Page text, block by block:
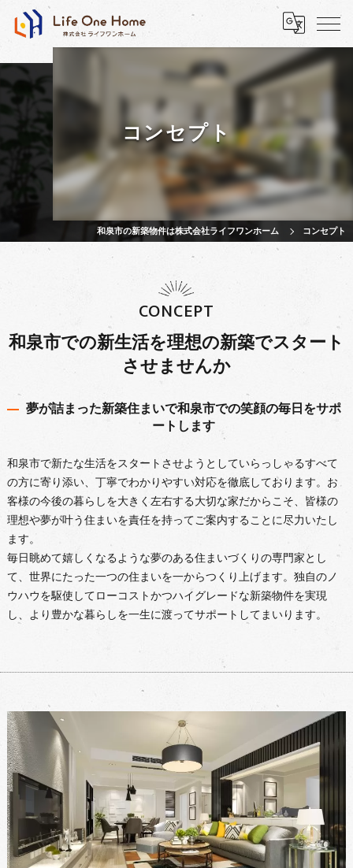
コンセプト
和泉市の新築物件は株式会社ライフワンホーム コンセプト
和泉市での新生活を理想の新築でスタート
させませんか
CONCEPT
夢が詰まった新築住まいで和泉市での笑顔の毎日をサポ
ートします
和泉市で新たな生活をスタートさせようとしていらっしゃるすべて
の方に寄り添い、丁寧でわかりやすい対応を徹底しております。お
客様の今後の暮らしを大きく左右する大切な家だからこそ、皆様の
理想や夢が叶う住まいを責任を持ってご案内することに尽力いたし
ます。
毎日眺めて嬉しくなるような夢のある住まいづくりの専門家とし
て、世界にたった一つの住まいを一からつくり上げます。独自のノ
ウハウを駆使してローコストかつハイグレードな新築物件を実現
し、より豊かな暮らしを一生に渡ってサポートしてまいります。